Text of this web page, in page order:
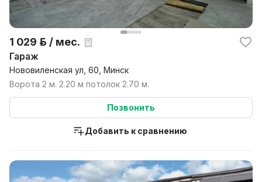
1 029 р. / мес.
Гараж
Нововиленская ул, 60, Минск
Ворота 2 м. 2.20 м потолок 2.70 м.
Позвонить
Добавить к сравнению